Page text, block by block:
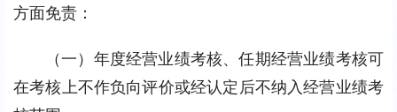
方面免责：
（一）年度经营业绩考核、任期经营业绩考核可
在考核上不作负向评价或经认定后不纳入经营业绩考